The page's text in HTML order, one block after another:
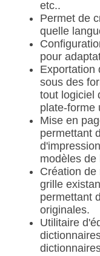
etc..
Permet de
quelle
pour
Exportation
sous des
tout logiciel
plate-forme
Mise en
permettant
modèles de
Création de
grille
permettant
originales.
Utilitaire